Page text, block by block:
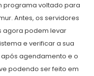
programa voltado para
Antes, os servidores
agora podem levar
e verificar a sua
agendamento e o
podendo ser feito em